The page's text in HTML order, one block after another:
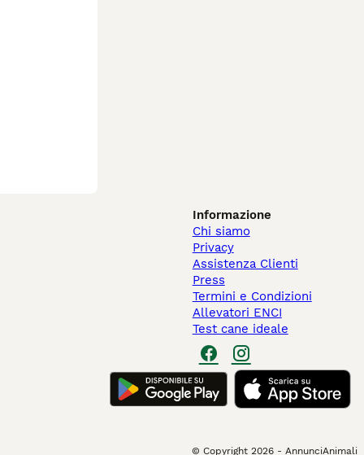
Informazione
Chi siamo
Privacy
Assistenza Clienti
Press
Termini e Condizioni
Allevatori ENCI
Test cane ideale
© Copyright 2026 - AnnunciAnimali